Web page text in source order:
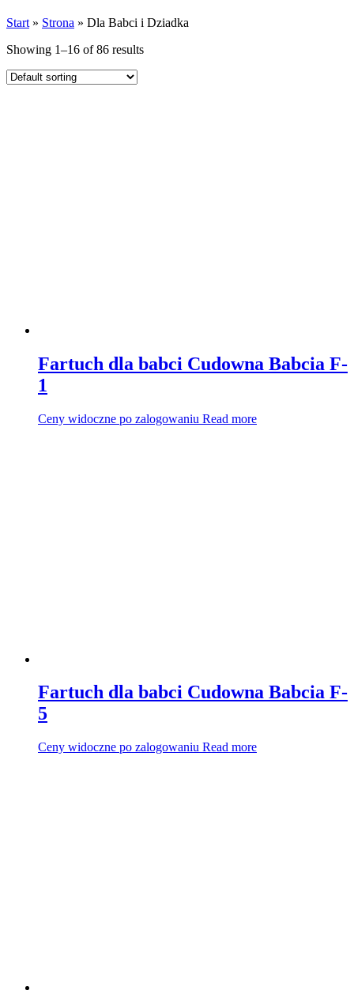
Start » Strona » Dla Babci i Dziadka
Showing 1–16 of 86 results
Fartuch dla babci Cudowna Babcia F-
1
Ceny widoczne po zalogowaniu Read more
Fartuch dla babci Cudowna Babcia F-
5
Ceny widoczne po zalogowaniu Read more